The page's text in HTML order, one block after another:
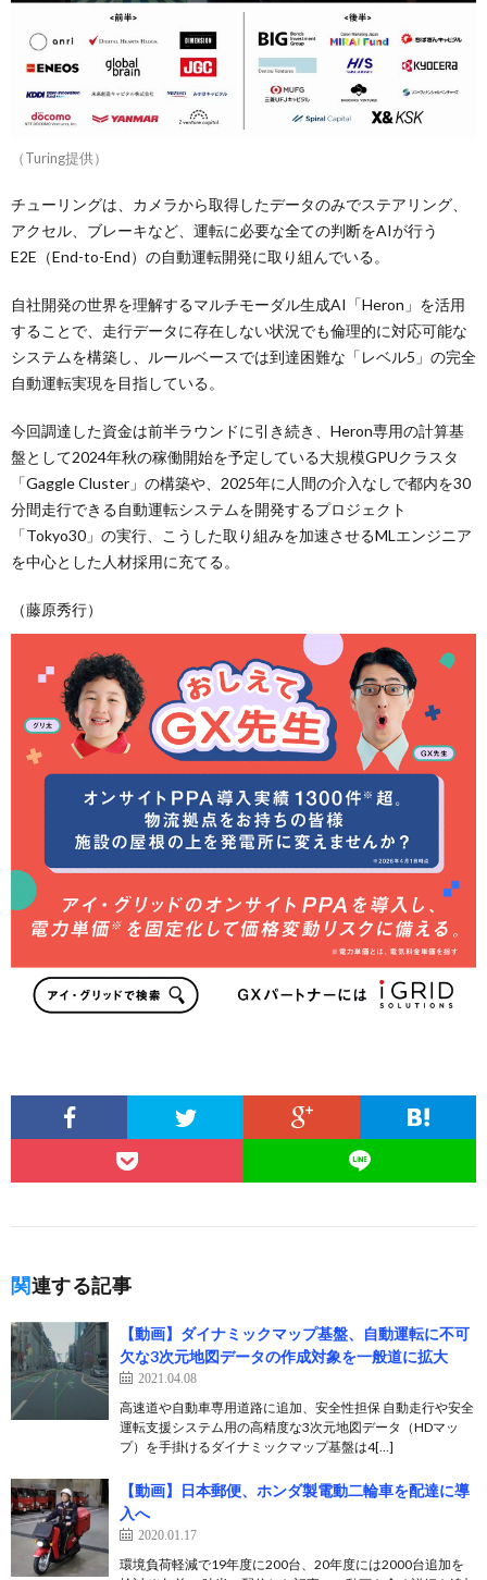
（Turing提供）
チューリングは、カメラから取得したデータのみでステアリング、
アクセル、ブレーキなど、運転に必要な全ての判断をAIが行う
E2E（End-to-End）の自動運転開発に取り組んでいる。
自社開発の世界を理解するマルチモーダル生成AI「Heron」を活用
することで、走行データに存在しない状況でも倫理的に対応可能な
システムを構築し、ルールベースでは到達困難な「レベル5」の完全
自動運転実現を目指している。
今回調達した資金は前半ラウンドに引き続き、Heron専用の計算基
盤として2024年秋の稼働開始を予定している大規模GPUクラスタ
「Gaggle Cluster」の構築や、2025年に人間の介入なしで都内を30
分間走行できる自動運転システムを開発するプロジェクト
「Tokyo30」の実行、こうした取り組みを加速させるMLエンジニア
を中心とした人材採用に充てる。
（藤原秀行）
関連する記事
【動画】ダイナミックマップ基盤、自動運転に不可
欠な3次元地図データの作成対象を一般道に拡大
2021.04.08
高速道や自動車専用道路に追加、安全性担保 自動走行や安全
運転支援システム用の高精度な3次元地図データ（HDマッ
プ）を手掛けるダイナミックマップ基盤は4[…]
【動画】日本郵便、ホンダ製電動二輪車を配達に導
入へ
2020.01.17
環境負荷軽減で19年度に200台、20年度には2000台追加を